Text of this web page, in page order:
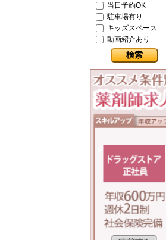
当日予約OK
駐車場有り
キッズスペース
動画紹介あり